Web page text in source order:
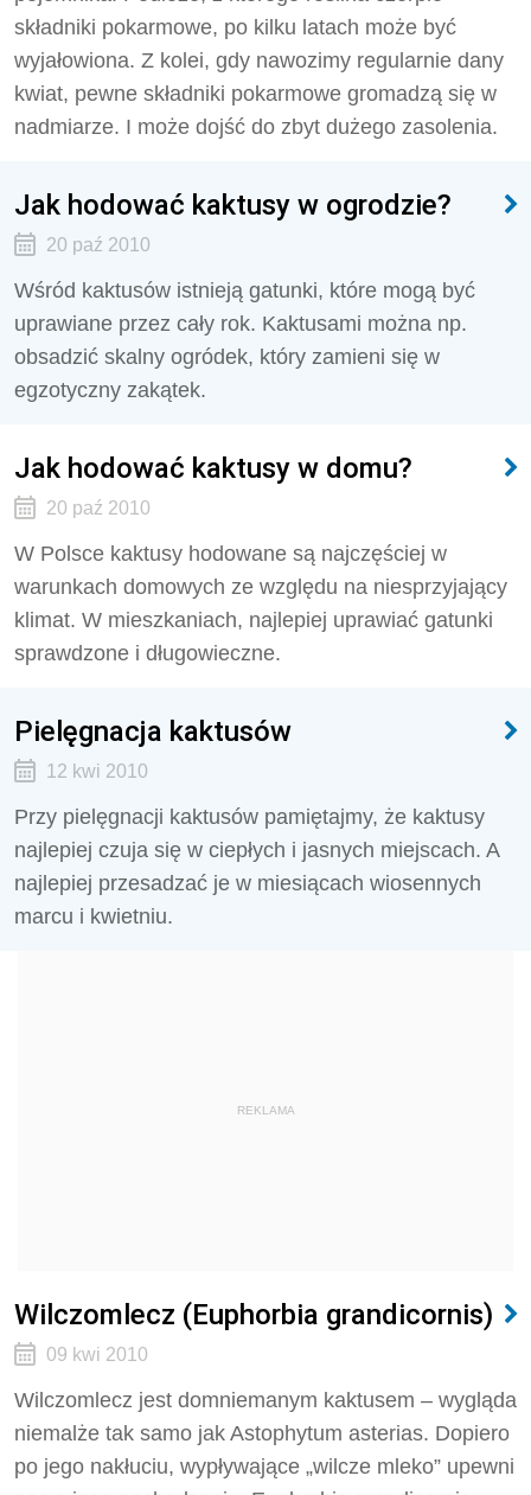
składniki pokarmowe, po kilku latach może być
wyjałowiona. Z kolei, gdy nawozimy regularnie dany
kwiat, pewne składniki pokarmowe gromadzą się w
nadmiarze. I może dojść do zbyt dużego zasolenia.
Jak hodować kaktusy w ogrodzie?
20 paź 2010
Wśród kaktusów istnieją gatunki, które mogą być
uprawiane przez cały rok. Kaktusami można np.
obsadzić skalny ogródek, który zamieni się w
egzotyczny zakątek.
Jak hodować kaktusy w domu?
20 paź 2010
W Polsce kaktusy hodowane są najczęściej w
warunkach domowych ze względu na niesprzyjający
klimat. W mieszkaniach, najlepiej uprawiać gatunki
sprawdzone i długowieczne.
Pielęgnacja kaktusów
12 kwi 2010
Przy pielęgnacji kaktusów pamiętajmy, że kaktusy
najlepiej czuja się w ciepłych i jasnych miejscach. A
najlepiej przesadzać je w miesiącach wiosennych
marcu i kwietniu.
REKLAMA
Wilczomlecz (Euphorbia grandicornis)
09 kwi 2010
Wilczomlecz jest domniemanym kaktusem – wygląda
niemalże tak samo jak Astophytum asterias. Dopiero
po jego nakłuciu, wypływające „wilcze mleko” upewni